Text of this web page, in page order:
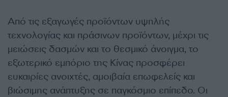
Από τις εξαγωγές προϊόντων υψηλής
τεχνολογίας και πράσινων προϊόντων, μέχρι τις
μειώσεις δασμών και το θεσμικό άνοιγμα, το
εξωτερικό εμπόριο της Κίνας προσφέρει
ευκαιρίες ανοιχτές, αμοιβαία επωφελείς και
βιώσιμης ανάπτυξης σε παγκόσμιο επίπεδο. Οι